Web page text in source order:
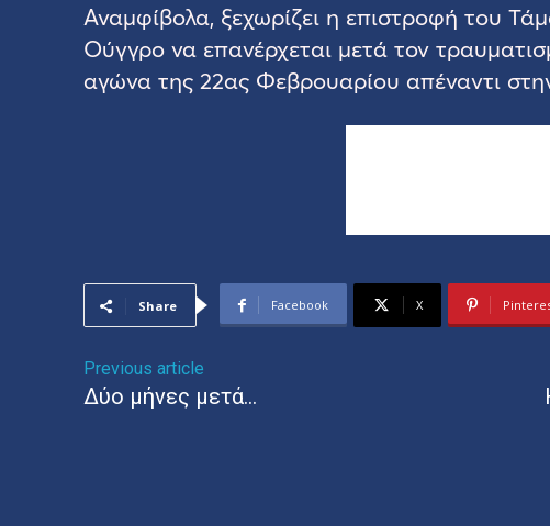
Αναμφίβολα, ξεχωρίζει η επιστροφή του
Ούγγρο να επανέρχεται μετά τον
αγώνα της 22ας Φεβρουαρίου απέναντι
Share Facebook X
Previous article
Δύο μήνες μετά…